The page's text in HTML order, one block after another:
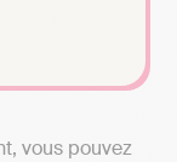
vous pouvez